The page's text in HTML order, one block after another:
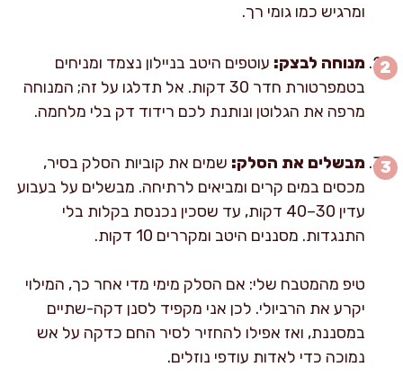
ומרגיש כמו גומי רך.
מנוחה לבצק: עוטפים היטב בניילון נצמד ומניחים
בטמפרטורת חדר 30 דקות. אל תדלגו על זה; המנוחה
מרפה את הגלוטן ונותנת לכם רידוד דק בלי מלחמה.
מבשלים את הסלק: שמים את קוביות הסלק בסיר,
מכסים במים קרים ומביאים לרתיחה. מבשלים על בעבוע
עדין 30–40 דקות, עד שסכין נכנסת בקלות בלי
התנגדות. מסננים היטב ומקררים 10 דקות.
טיפ מהמטבח שלי: אם הסלק מימי מדי אחר כך, המילוי
יקרע את הרביולי. לכן אני מקפיד לסנן דקה-שתיים
במסננת, ואז אפילו להחזיר לסיר החם כדקה על אש
נמוכה כדי לאדות עודפי נוזלים.